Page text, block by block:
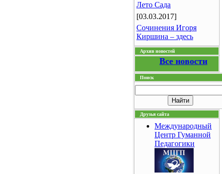
Лето Сада
[03.03.2017]
Сочинения Игоря
Киршина – здесь
Архив новостей
Все новости
Поиск
Друзья сайта
Международный
Центр Гуманной
Педагогики